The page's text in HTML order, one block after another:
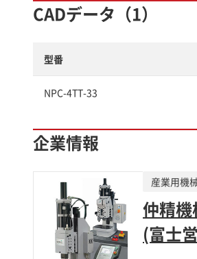
CADデータ（1）
型番
NPC-4TT-33
企業情報
仲精
(富士
産業用機